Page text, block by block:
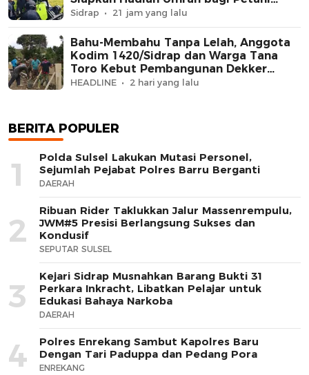
Berprestasi
Sidrap 21 jam yang lalu
Bahu-Membahu Tanpa Lelah, Anggota
Kodim 1420/Sidrap dan Warga Tana
Toro Kebut Pembangunan Dekker
Jembatan Beton
HEADLINE 2 hari yang lalu
BERITA POPULER
1
Polda Sulsel Lakukan Mutasi Personel,
Sejumlah Pejabat Polres Barru Berganti
DAERAH
2
Ribuan Rider Taklukkan Jalur Massenrempulu,
JWM#5 Presisi Berlangsung Sukses dan
Kondusif
SEPUTAR SULSEL
3
Kejari Sidrap Musnahkan Barang Bukti 31
Perkara Inkracht, Libatkan Pelajar untuk
Edukasi Bahaya Narkoba
DAERAH
4
Polres Enrekang Sambut Kapolres Baru
Dengan Tari Paduppa dan Pedang Pora
ENREKANG